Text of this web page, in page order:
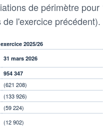
de périmètre
l'exercice précédent).
2025/26
31 mars 2026
954 347
(621 208)
(133 926)
(59 224)
(12 902)